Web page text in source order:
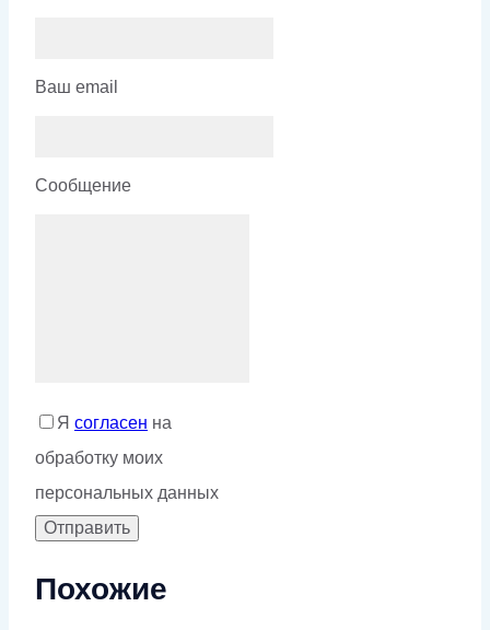
Ваш email
Сообщение
Я согласен на
обработку моих
персональных данных
Похожие